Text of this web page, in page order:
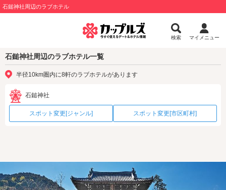
石鎚神社周辺のラブホテル
検索 マイメニュー
石鎚神社周辺のラブホテル一覧
半径10km圏内に8軒のラブホテルがあります
石鎚神社
スポット変更[ジャンル] スポット変更[市区町村]